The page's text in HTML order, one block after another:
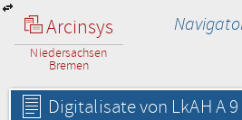
Arcinsys
Niedersachsen
Bremen
Digitalisate von LkAH A 9